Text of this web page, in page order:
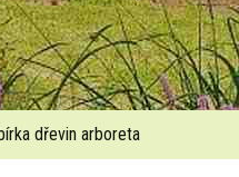
dřevin arboreta